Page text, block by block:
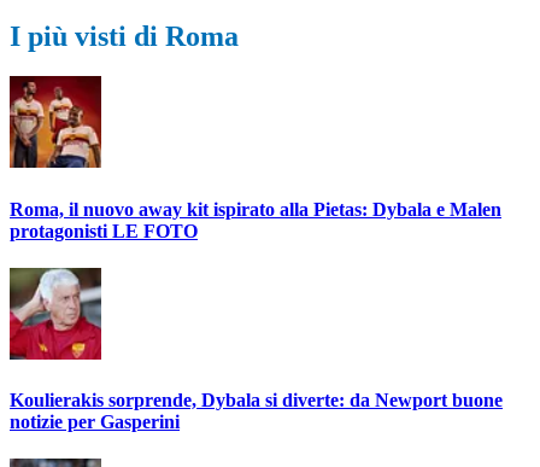
I più visti di Roma
Roma, il nuovo away kit ispirato alla Pietas: Dybala e Malen
protagonisti LE FOTO
Koulierakis sorprende, Dybala si diverte: da Newport buone
notizie per Gasperini